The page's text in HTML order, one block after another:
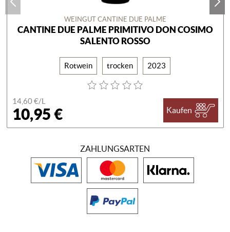
WEINGUT CANTINE DUE PALME
CANTINE DUE PALME PRIMITIVO DON COSIMO
SALENTO ROSSO
Rotwein trocken 2023
14,60 €/L
10,95 € Kaufen
ZAHLUNGSARTEN